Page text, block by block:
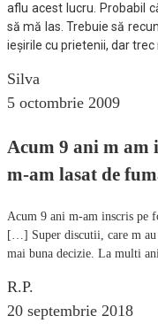
aflu acest lucru. Probabil
să mă las. Trebuie să
ieșirile cu prietenii, dar trec
Silva
5 octombrie 2009
Acum 9 ani m am
m-am lasat de
Acum 9 ani m-am inscris pe
[…] Super discutii, care m au
mai buna decizie. La multi
R.P.
20 septembrie 2018